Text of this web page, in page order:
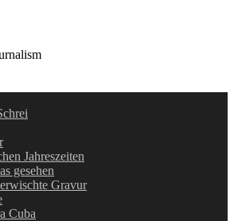
Jahreszeiten
gesehen
Gravur
Cuba